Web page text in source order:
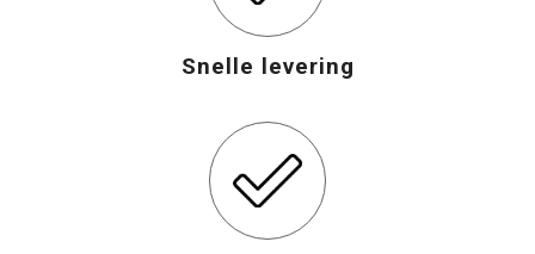
Snelle levering